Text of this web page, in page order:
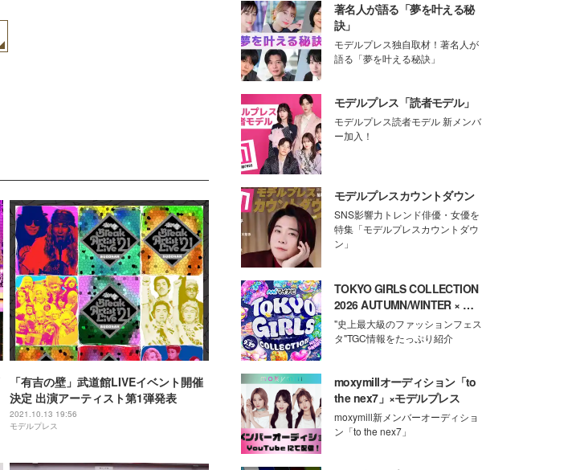
「有吉の壁」武道館LIVEイベント開催
決定 出演アーティスト第1弾発表
2021.10.13 19:56
モデルプレス
著名人が語る「夢を叶える秘
訣」
モデルプレス独自取材！著名人が
語る「夢を叶える秘訣」
モデルプレス「読者モデル」
モデルプレス読者モデル 新メンバ
ー加入！
モデルプレスカウントダウン
SNS影響力トレンド俳優・女優を
特集「モデルプレスカウントダウ
ン」
TOKYO GIRLS COLLECTION
2026 AUTUMN/WINTER × モ
デルプレス
"史上最大級のファッションフェス
タ"TGC情報をたっぷり紹介
moxymillオーディション「to
the nex7」×モデルプレス
moxymill新メンバーオーディショ
ン「to the nex7」